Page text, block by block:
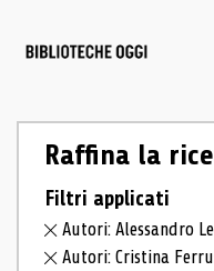
Raffina la
Filtri applicati
Autori: Alessandro
Autori: Cristina